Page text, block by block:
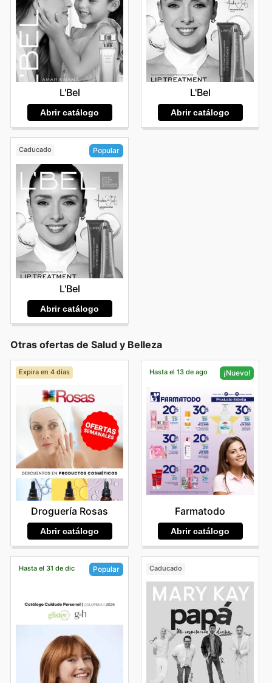
L'Bel
Abrir catálogo
L'Bel
Abrir catálogo
Caducado Popular
L'Bel
Abrir catálogo
Otras ofertas de Salud y Belleza
Expira en 4 días
Droguería Rosas
Abrir catálogo
Hasta el 13 de ago ¡Nuevo!
Farmatodo
Abrir catálogo
Hasta el 31 de dic Popular Caducado